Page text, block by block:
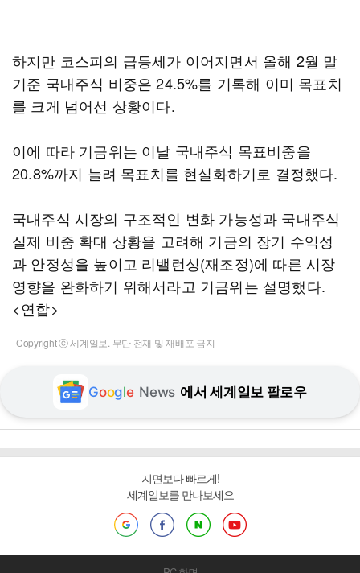
하지만 코스피의 급등세가 이어지면서 올해 2월 말
기준 국내주식 비중은 24.5%를 기록해 이미 목표치
를 크게 넘어선 상황이다.
이에 따라 기금위는 이날 국내주식 목표비중을
20.8%까지 늘려 목표치를 현실화하기로 결정했다.
국내주식 시장의 구조적인 변화 가능성과 국내주식
실제 비중 확대 상황을 고려해 기금의 장기 수익성
과 안정성을 높이고 리밸런싱(재조정)에 따른 시장
영향을 완화하기 위해서라고 기금위는 설명했다.
<연합>
Copyright ⓒ 세계일보. 무단 전재 및 재배포 금지
Google News 에서 세계일보 팔로우
지면보다 빠르게!
세계일보를 만나보세요